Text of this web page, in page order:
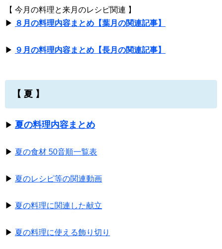
【 今月の料理と来月のレシピ関連 】
▶ ８月の料理内容まとめ【葉月の関連記事】
▶ ９月の料理内容まとめ【長月の関連記事】
【 夏 】
▶ 夏の料理内容まとめ
▶ 夏の食材 50音順一覧表
▶ 夏のレシピ等の関連動画
▶ 夏の料理に関連した献立
▶ 夏の料理に使える飾り切り